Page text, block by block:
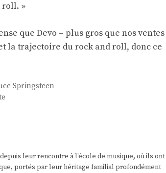
roll. »
que Devo – plus gros que nos ventes
la trajectoire du rock and roll, donc ce
Springsteen
leur rencontre à l'école de musique, où ils ont
portés par leur héritage familial profondément